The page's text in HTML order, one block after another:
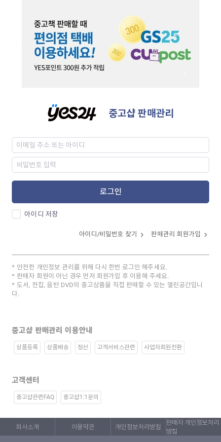
중고샵 판매관리
로그인
아이디 저장
아이디/비밀번호 찾기 판매관리 회원가입
안전한 개인정보 관리를 위해 다시 한번 로그인 해주세요.
판매자 회원이 아닌 경우 먼저 회원가입 후 이용해 주세요.
도서, 전집, 음반 DVD의 중고상품을 직접 판매할 수 있는 열린공간입니
다.
중고샵 판매관리 이용안내
상품등록 상품배송 정산 고객서비스관련 사업자회원전환
고객센터
중고샵관련FAQ 중고샵1:1문의
회사소개 이용약관 개인정보처리방침
판매자 개인정보처리
방침